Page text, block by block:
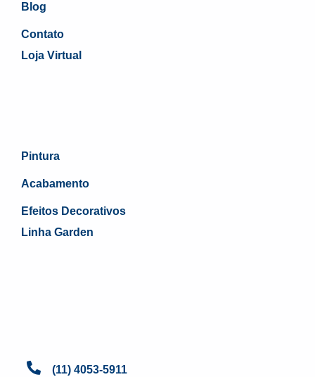
Blog
Contato
Loja Virtual
Pintura
Acabamento
Efeitos Decorativos
Linha Garden
(11) 4053-5911